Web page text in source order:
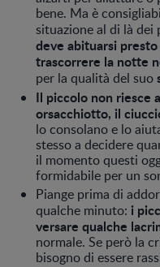
bene. Ma è
situazione al di là dei
deve abituarsi presto
trascorrere la notte
per la qualità del suo
Il piccolo non riesce
orsacchiotto, il
lo consolano e lo
stesso a decidere
il momento questi
formidabile per un
Piange prima di
qualche minuto: i
versare qualche
normale. Se però la
bisogno di essere